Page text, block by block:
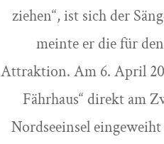
ziehen“, ist sich der
meinte er die für
Attraktion. Am 6. April
Fährhaus“ direkt am
Nordseeinsel